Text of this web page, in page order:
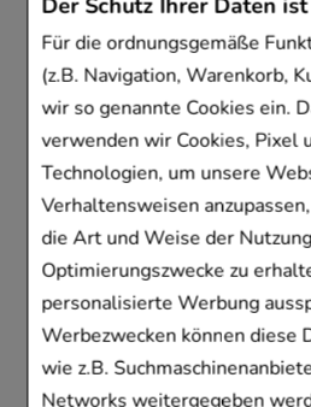
Der Schutz Ihrer Daten
Für die ordnungsgemäße
(z.B. Navigation, Warenkorb,
wir so genannte Cookies ein.
verwenden wir Cookies, Pixel
Technologien, um unsere
Verhaltensweisen
die Art und Weise der
Optimierungszwecke zu
personalisierte Werbung
Werbezwecken können diese
wie z.B.
Networks weitergegeben
AVP:25,79 €²
0,17 €pro 1